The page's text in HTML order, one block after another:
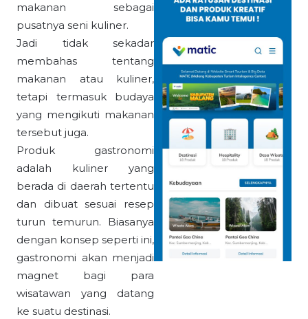
makanan sebagai
pusatnya seni kuliner.
Jadi tidak sekadar
membahas tentang
makanan atau kuliner,
tetapi termasuk budaya
yang mengikuti makanan
tersebut juga.
Produk gastronomi
adalah kuliner yang
berada di daerah tertentu
dan dibuat sesuai resep
turun temurun. Biasanya
dengan konsep seperti ini,
gastronomi akan menjadi
magnet bagi para
wisatawan yang datang
ke suatu destinasi.